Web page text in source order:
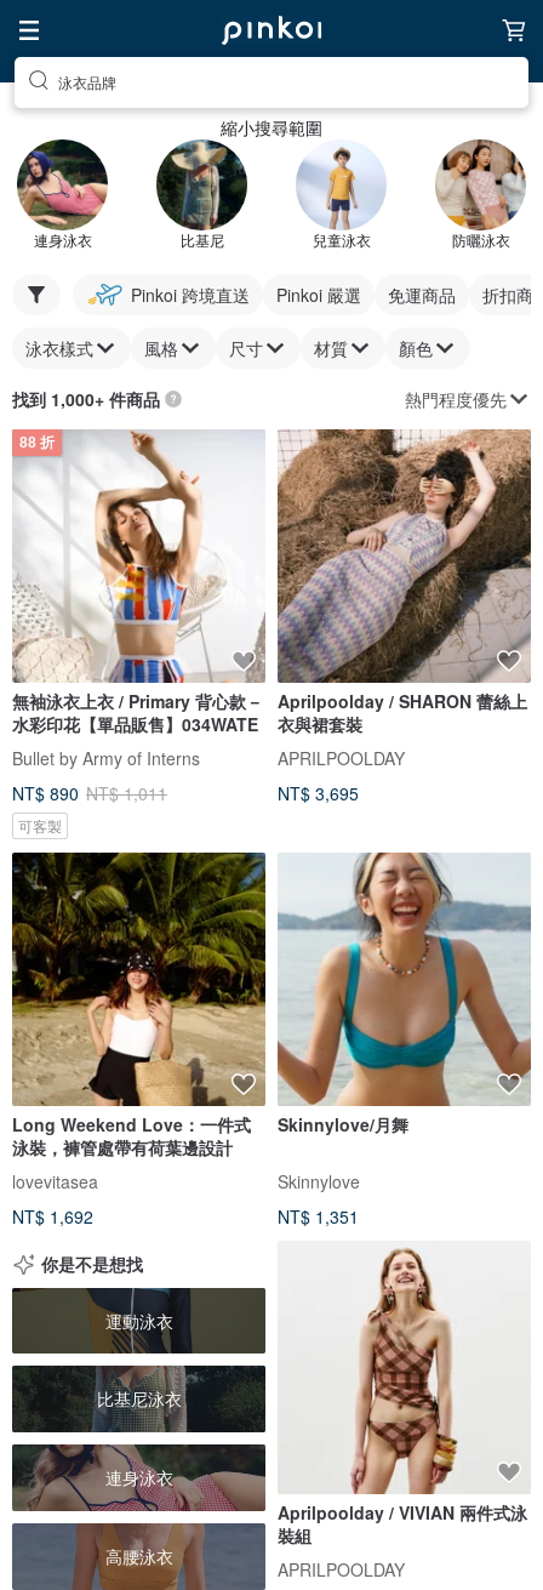
泳衣品牌
縮小搜尋範圍
連身泳衣 比基尼 兒童泳衣 防曬泳衣
Pinkoi 跨境直送 Pinkoi 嚴選 免運商品 折扣商
泳衣樣式 風格 尺寸 材質 顏色
找到 1,000+ 件商品 熱門程度優先
88 折
無袖泳衣上衣 / Primary 背心款－
水彩印花【單品販售】034WATE
Bullet by Army of Interns
NT$ 890 NT$ 1,011
可客製
Aprilpoolday / SHARON 蕾絲上
衣與裙套裝
APRILPOOLDAY
NT$ 3,695
Long Weekend Love：一件式
泳裝，褲管處帶有荷葉邊設計
lovevitasea
NT$ 1,692
Skinnylove/月舞
Skinnylove
NT$ 1,351
你是不是想找
運動泳衣
比基尼泳衣
連身泳衣
高腰泳衣
Aprilpoolday / VIVIAN 兩件式泳
裝組
APRILPOOLDAY